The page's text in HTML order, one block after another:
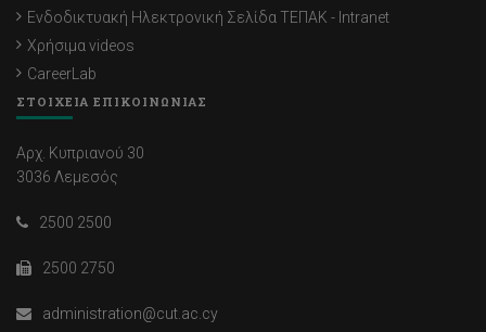
Ενδοδικτυακή Ηλεκτρονική Σελίδα ΤΕΠΑΚ - Intranet
Χρήσιμα videos
CareerLab
ΣΤΟΙΧΕΙΑ ΕΠΙΚΟΙΝΩΝΙΑΣ
Αρχ. Κυπριανού 30
3036 Λεμεσός
2500 2500
2500 2750
administration@cut.ac.cy